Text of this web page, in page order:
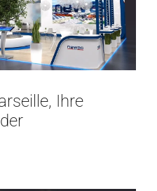
Ihre